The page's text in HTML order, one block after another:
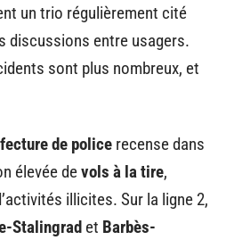
un trio régulièrement cité
discussions entre usagers.
sont plus nombreux, et
de police recense dans
élevée devols à la tire,
illicites. Sur la ligne 2,
Stalingrad et Barbès-